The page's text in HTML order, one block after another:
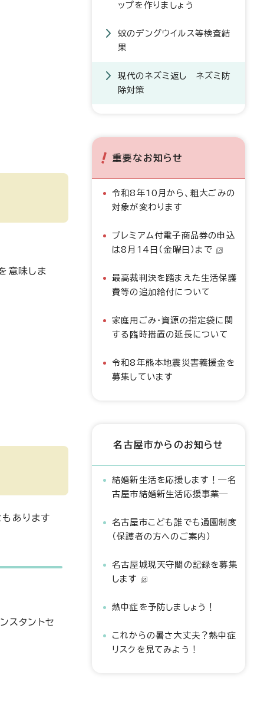
意味しま
あります
スタントセ
ップを作りましょう
蚊のデングウイルス等検査結
果
現代のネズミ返し ネズミ防
除対策
重要なお知らせ
令和8年10月から、粗大ごみの
対象が変わります
プレミアム付電子商品券の申込
は8月14日（金曜日）まで
最高裁判決を踏まえた生活保護
費等の追加給付について
家庭用ごみ・資源の指定袋に関
する臨時措置の延長について
令和8年熊本地震災害義援金を
募集しています
名古屋市からのお知らせ
結婚新生活を応援します！―名
古屋市結婚新生活応援事業―
名古屋市こども誰でも通園制度
（保護者の方へのご案内）
名古屋城現天守閣の記録を募集
します
熱中症を予防しましょう！
これからの暑さ大丈夫？熱中症
リスクを見てみよう！